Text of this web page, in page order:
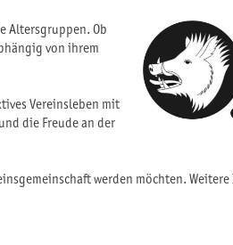
Altersgruppen. Ob
von ihrem
Vereinsleben mit
die Freude an der
werden möchten.